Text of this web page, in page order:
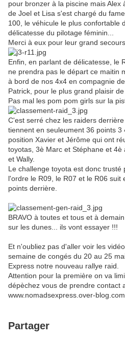
pour bronzer à la piscine mais
de Joel et Lisa s'est chargé du
100, le véhicule le plus confortable
délicatesse du pilotage féminin...
Merci à eux pour leur grand secours
Enfin, en parlant de délicatesse, le
ne prendra pas le départ ce maitin
à bord de nos 4x4 en compagnie
Patrick, pour le plus grand plaisir
Pas mal les pom pom girls sur la
C'est serré chez les raiders
tiennent en seuleument 36 points 3
position Xavier et Jérôme qui ont
toyotas, 3è Marc et Stéphane et
et Wally.
Le challenge toyota est donc trusté
l'ordre le R09, le R07 et le R06 suit
points derrière.
BRAVO à toutes et tous et à
sur les dunes... ils vont essayer !!!
Et n'oubliez pas d'aller voir les
semaine de congés du 20 au 25
Express notre nouveau rallye raid.
Attention pour la première on va
dépèchez vous de prendre contact
www.nomadsexpress.over-blog.com
Partager